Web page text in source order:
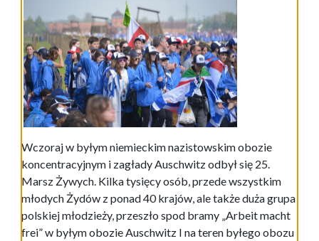
Wczoraj w byłym niemieckim nazistowskim obozie
koncentracyjnym i zagłady Auschwitz odbył się 25.
Marsz Żywych. Kilka tysięcy osób, przede wszystkim
młodych Żydów z ponad 40 krajów, ale także duża grupa
polskiej młodzieży, przeszło spod bramy „Arbeit macht
frei” w byłym obozie Auschwitz I na teren byłego obozu